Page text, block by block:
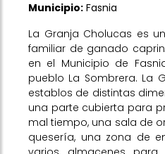
Municipio: Fasnia
La Granja Cholucas es
familiar de ganado
en el Municipio de
pueblo La Sombrera. La
establos de distintas
una parte cubierta para
mal tiempo, una sala de
quesería, una zona de